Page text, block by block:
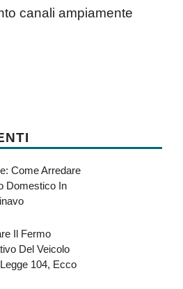
canali ampiamente
Come Arredare
Domestico In
Il Fermo
Del Veicolo
104, Ecco